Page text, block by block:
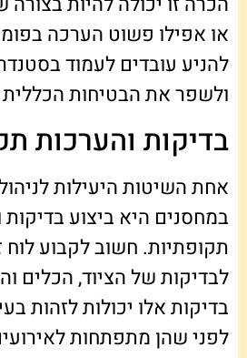
או אפילו פשוט הערכה
להניע עובדים לעמוד
ולשפר את הבטיחות
בדיקות והערכות
אחת השיטות היעילות
במחסנים היא ביצוע בדיקות
תקופתיות. חשוב לקבוע לוח
לבדיקות של הציוד, הכלים
בדיקות אלו יכולות לזהות
לפני שהן מתפתחות